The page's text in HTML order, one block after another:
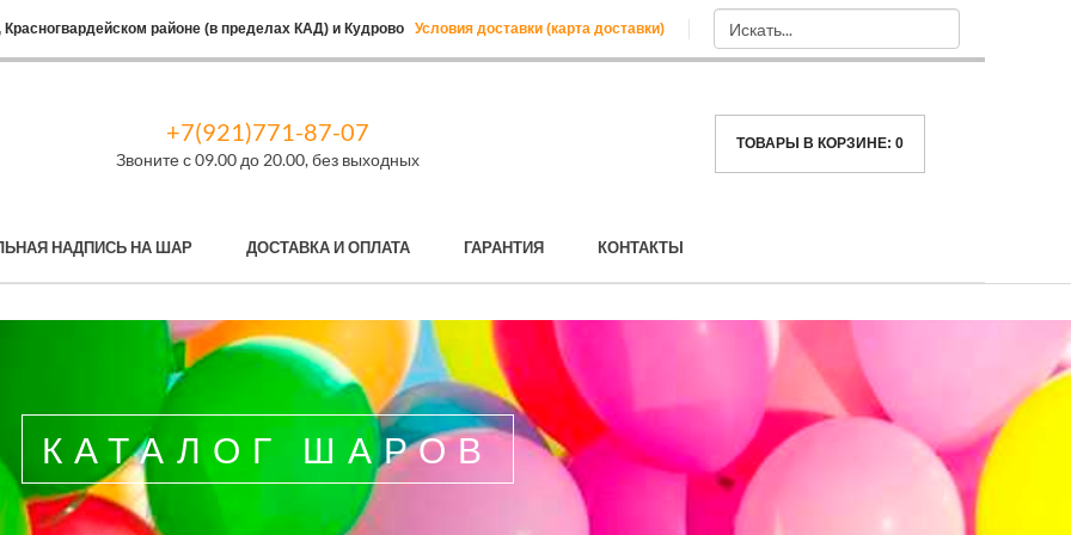
районе (в пределах КАД) и Кудрово Условия доставки (карта доставки)
+7(921)771-87-07
Звоните с 09.00 до 20.00, без выходных
ТОВАРЫ В КОРЗИНЕ: 0
НАДПИСЬ НА ШАР ДОСТАВКА И ОПЛАТА ГАРАНТИЯ КОНТАКТЫ
КАТАЛОГ ШАРОВ